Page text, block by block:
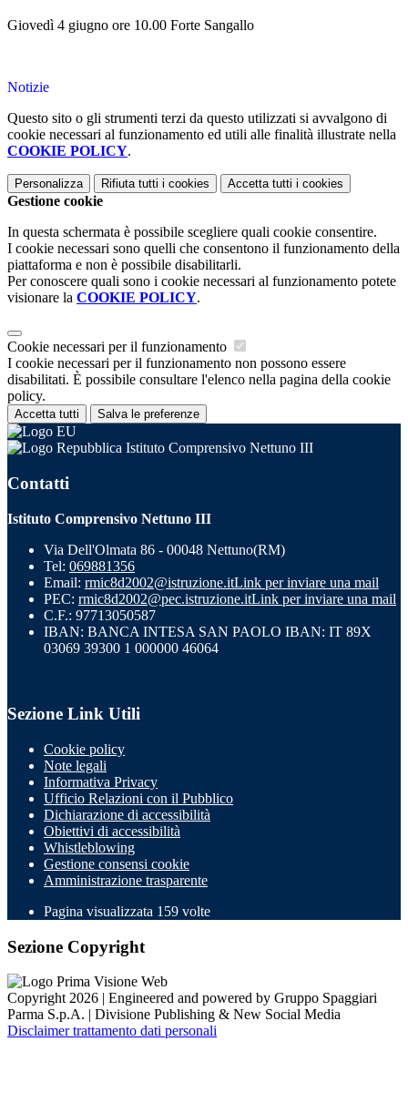
Giovedì 4 giugno ore 10.00 Forte Sangallo
Notizie
Questo sito o gli strumenti terzi da questo utilizzati si avvalgono di
cookie necessari al funzionamento ed utili alle finalità illustrate nella
COOKIE POLICY.
Personalizza Rifiuta tutti i cookies Accetta tutti i cookies
Gestione cookie
In questa schermata è possibile scegliere quali cookie consentire.
I cookie necessari sono quelli che consentono il funzionamento della
piattaforma e non è possibile disabilitarli.
Per conoscere quali sono i cookie necessari al funzionamento potete
visionare la COOKIE POLICY.
Cookie necessari per il funzionamento
I cookie necessari per il funzionamento non possono essere
disabilitati. È possibile consultare l'elenco nella pagina della cookie
policy.
Accetta tutti Salva le preferenze
Istituto Comprensivo Nettuno III
Contatti
Istituto Comprensivo Nettuno III
Via Dell'Olmata 86 - 00048 Nettuno(RM)
Tel: 069881356
Email: rmic8d2002@istruzione.itLink per inviare una mail
PEC: rmic8d2002@pec.istruzione.itLink per inviare una mail
C.F.: 97713050587
IBAN: BANCA INTESA SAN PAOLO IBAN: IT 89X
03069 39300 1 000000 46064
Sezione Link Utili
Cookie policy
Note legali
Informativa Privacy
Ufficio Relazioni con il Pubblico
Dichiarazione di accessibilità
Obiettivi di accessibilità
Whistleblowing
Gestione consensi cookie
Amministrazione trasparente
Pagina visualizzata 159 volte
Sezione Copyright
Copyright 2026 | Engineered and powered by Gruppo Spaggiari
Parma S.p.A. | Divisione Publishing & New Social Media
Disclaimer trattamento dati personali